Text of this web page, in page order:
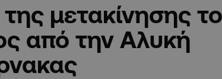
μετακίνησης
από την Αλυκή